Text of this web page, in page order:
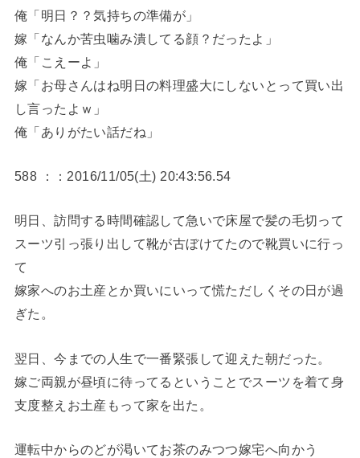
俺「明日？？気持ちの準備が」
嫁「なんか苦虫噛み潰してる顔？だったよ」
俺「こえーよ」
嫁「お母さんはね明日の料理盛大にしないとって買い出
し言ったよｗ」
俺「ありがたい話だね」
588 ：：2016/11/05(土) 20:43:56.54
明日、訪問する時間確認して急いで床屋で髪の毛切って
スーツ引っ張り出して靴が古ぼけてたので靴買いに行っ
て
嫁家へのお土産とか買いにいって慌ただしくその日が過
ぎた。
翌日、今までの人生で一番緊張して迎えた朝だった。
嫁ご両親が昼頃に待ってるということでスーツを着て身
支度整えお土産もって家を出た。
運転中からのどが渇いてお茶のみつつ嫁宅へ向かう